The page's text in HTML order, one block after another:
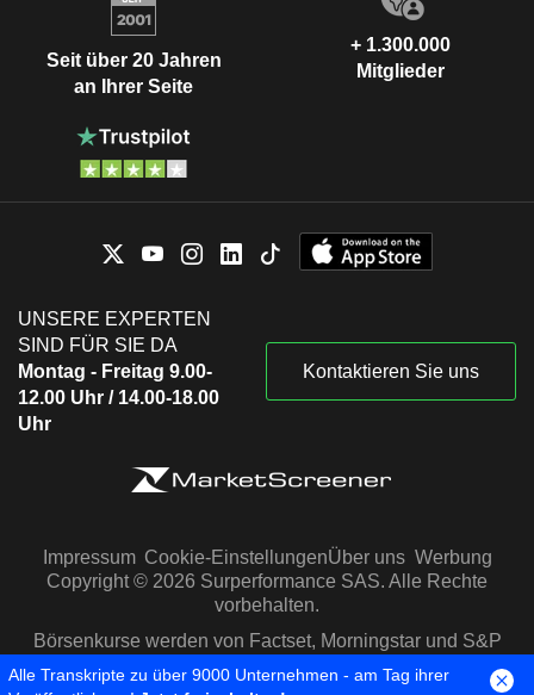
Seit über 20 Jahren
an Ihrer Seite
+ 1.300.000
Mitglieder
UNSERE EXPERTEN
SIND FÜR SIE DA
Montag - Freitag 9.00-
12.00 Uhr / 14.00-18.00
Uhr
Kontaktieren Sie uns
Impressum Cookie-EinstellungenÜber uns Werbung
Copyright © 2026 Surperformance SAS. Alle Rechte
vorbehalten.
Börsenkurse werden von Factset, Morningstar und S&P
Capital IQ zur Verfügung gestellt
Alle Transkripte zu über 9000 Unternehmen - am Tag ihrer